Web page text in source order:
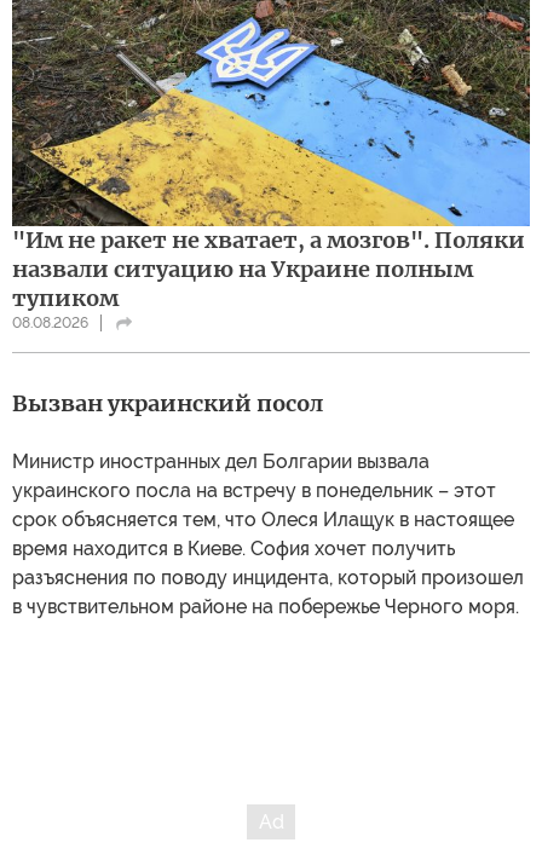
"Им не ракет не хватает, а мозгов". Поляки
назвали ситуацию на Украине полным
тупиком
08.08.2026
Вызван украинский посол
Министр иностранных дел Болгарии вызвала
украинского посла на встречу в понедельник – этот
срок объясняется тем, что Олеся Илащук в настоящее
время находится в Киеве. София хочет получить
разъяснения по поводу инцидента, который произошел
в чувствительном районе на побережье Черного моря.